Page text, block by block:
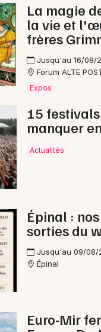
Vosges
Grand Est
La magie
la vie et
frères
Jusqu'au 16/08/
Forum ALTE
Expos
15
manquer
Actualités
Épinal :
sorties du
Jusqu'au 09/08/
Épinal
Euro-Mir